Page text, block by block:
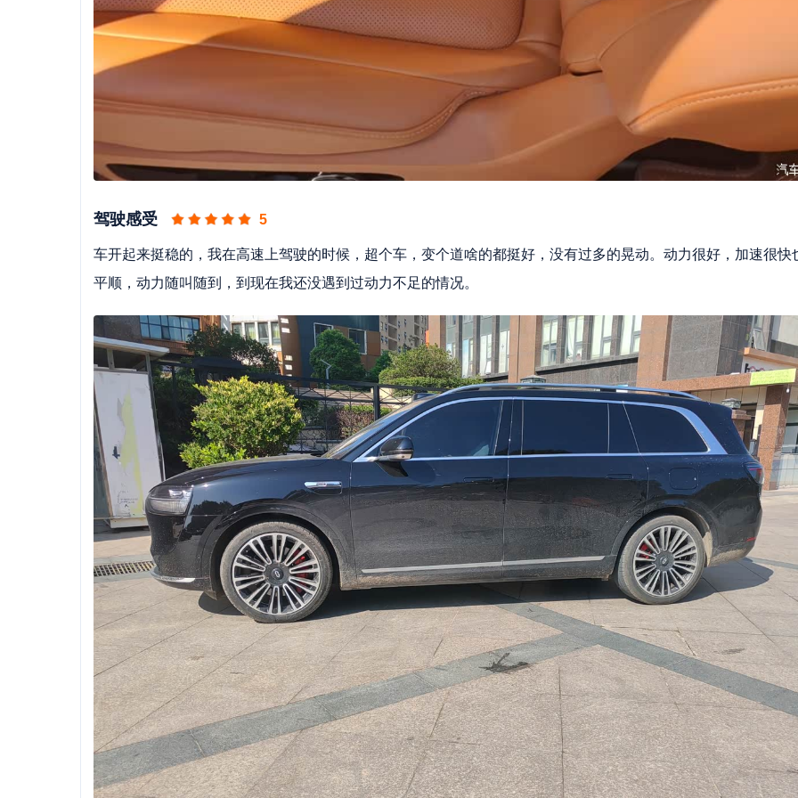
驾驶感受 5
车开起来挺稳的，我在高速上驾驶的时候，超个车，变个道啥的都挺好，没有过多的晃动。动力很好，加速很快
平顺，动力随叫随到，到现在我还没遇到过动力不足的情况。